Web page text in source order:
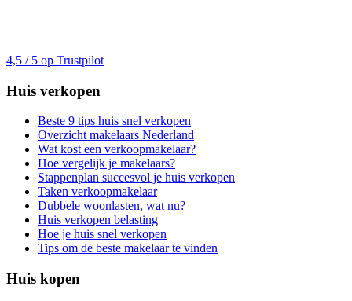
4,5 / 5 op Trustpilot
Huis verkopen
Beste 9 tips huis snel verkopen
Overzicht makelaars Nederland
Wat kost een verkoopmakelaar?
Hoe vergelijk je makelaars?
Stappenplan succesvol je huis verkopen
Taken verkoopmakelaar
Dubbele woonlasten, wat nu?
Huis verkopen belasting
Hoe je huis snel verkopen
Tips om de beste makelaar te vinden
Huis kopen